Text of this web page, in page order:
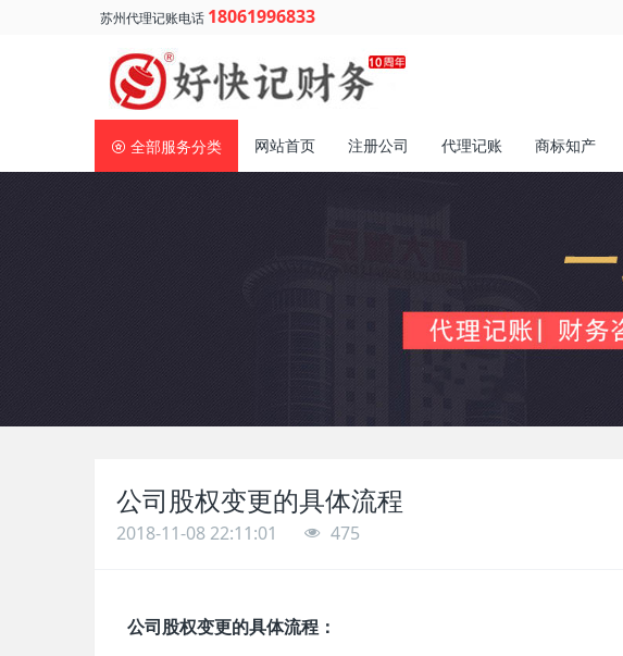
苏州代理记账电话 18061996833
全部服务分类 网站首页 注册公司 代理记账 商标知产
公司股权变更的具体流程
2018-11-08 22:11:01 475
公司股权变更的具体流程：